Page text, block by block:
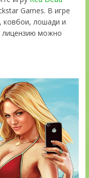
Games. В игре
ковбои, лошади и
лицензию можно